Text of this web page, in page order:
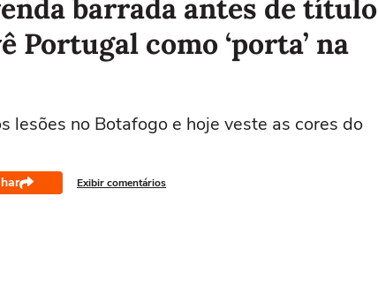
barrada antes de título
Portugal como ‘porta’ na
lesões no Botafogo e hoje veste as cores do
Exibir comentários